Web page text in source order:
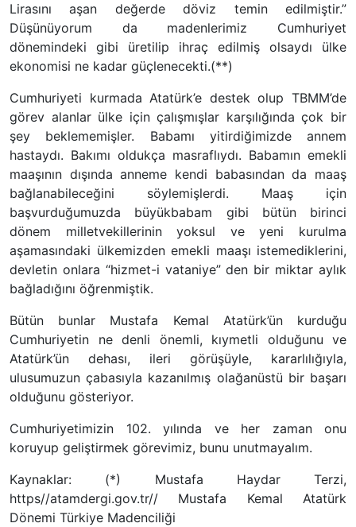
Lirasını aşan değerde döviz temin edilmiştir.”
Düşünüyorum da madenlerimiz Cumhuriyet
dönemindeki gibi üretilip ihraç edilmiş olsaydı ülke
ekonomisi ne kadar güçlenecekti.(**)
Cumhuriyeti kurmada Atatürk’e destek olup TBMM’de
görev alanlar ülke için çalışmışlar karşılığında çok bir
şey beklememişler. Babamı yitirdiğimizde annem
hastaydı. Bakımı oldukça masraflıydı. Babamın emekli
maaşının dışında anneme kendi babasından da maaş
bağlanabileceğini söylemişlerdi. Maaş için
başvurduğumuzda büyükbabam gibi bütün birinci
dönem milletvekillerinin yoksul ve yeni kurulma
aşamasındaki ülkemizden emekli maaşı istemediklerini,
devletin onlara “hizmet-i vataniye” den bir miktar aylık
bağladığını öğrenmiştik.
Bütün bunlar Mustafa Kemal Atatürk’ün kurduğu
Cumhuriyetin ne denli önemli, kıymetli olduğunu ve
Atatürk’ün dehası, ileri görüşüyle, kararlılığıyla,
ulusumuzun çabasıyla kazanılmış olağanüstü bir başarı
olduğunu gösteriyor.
Cumhuriyetimizin 102. yılında ve her zaman onu
koruyup geliştirmek görevimiz, bunu unutmayalım.
Kaynaklar: (*) Mustafa Haydar Terzi,
https//atamdergi.gov.tr// Mustafa Kemal Atatürk
Dönemi Türkiye Madenciliği